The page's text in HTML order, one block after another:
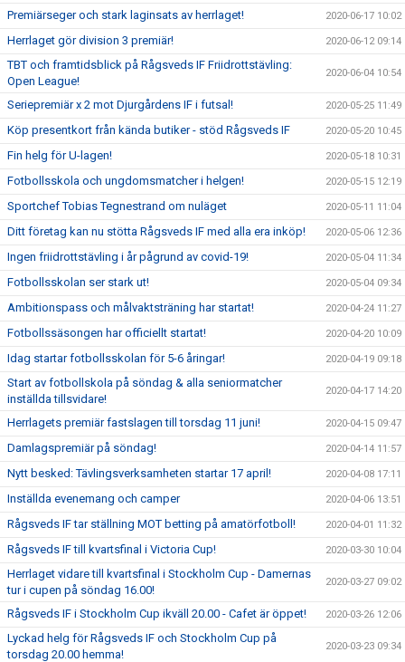
Premiärseger och stark laginsats av herrlaget! 2020-06-17 10:02
Herrlaget gör division 3 premiär! 2020-06-12 09:14
TBT och framtidsblick på Rågsveds IF Friidrottstävling:
Open League!
2020-06-04 10:54
Seriepremiär x 2 mot Djurgårdens IF i futsal! 2020-05-25 11:49
Köp presentkort från kända butiker - stöd Rågsveds IF 2020-05-20 10:45
Fin helg för U-lagen! 2020-05-18 10:31
Fotbollsskola och ungdomsmatcher i helgen! 2020-05-15 12:19
Sportchef Tobias Tegnestrand om nuläget 2020-05-11 11:04
Ditt företag kan nu stötta Rågsveds IF med alla era inköp! 2020-05-06 12:36
Ingen friidrottstävling i år pågrund av covid-19! 2020-05-04 11:34
Fotbollsskolan ser stark ut! 2020-05-04 09:34
Ambitionspass och målvaktsträning har startat! 2020-04-24 11:27
Fotbollssäsongen har officiellt startat! 2020-04-20 10:09
Idag startar fotbollsskolan för 5-6 åringar! 2020-04-19 09:18
Start av fotbollskola på söndag & alla seniormatcher
inställda tillsvidare!
2020-04-17 14:20
Herrlagets premiär fastslagen till torsdag 11 juni! 2020-04-15 09:47
Damlagspremiär på söndag! 2020-04-14 11:57
Nytt besked: Tävlingsverksamheten startar 17 april! 2020-04-08 17:11
Inställda evenemang och camper 2020-04-06 13:51
Rågsveds IF tar ställning MOT betting på amatörfotboll! 2020-04-01 11:32
Rågsveds IF till kvartsfinal i Victoria Cup! 2020-03-30 10:04
Herrlaget vidare till kvartsfinal i Stockholm Cup - Damernas
tur i cupen på söndag 16.00!
2020-03-27 09:02
Rågsveds IF i Stockholm Cup ikväll 20.00 - Cafet är öppet! 2020-03-26 12:06
Lyckad helg för Rågsveds IF och Stockholm Cup på
torsdag 20.00 hemma!
2020-03-23 09:34